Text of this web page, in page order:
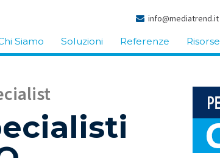
info@mediatrend.it
Siamo Soluzioni Referenze Risorse